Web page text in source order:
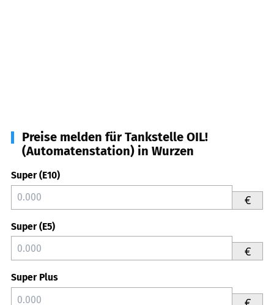
Preise melden für Tankstelle OIL!
(Automatenstation) in Wurzen
Super (E10)
€
Super (E5)
€
Super Plus